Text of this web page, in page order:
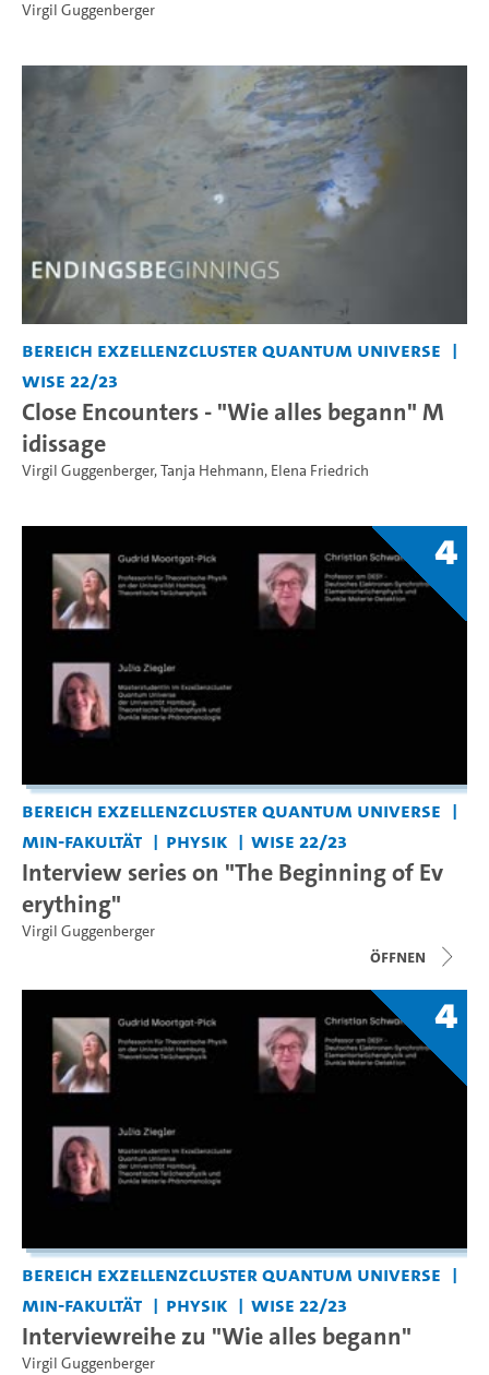
Virgil Guggenberger
Bereich Exzellenzcluster Quantum Universe
WiSe 22/23
Close Encounters - "Wie alles begann" M
idissage
Virgil Guggenberger,Tanja Hehmann, Elena Friedrich
4
Bereich Exzellenzcluster Quantum Universe
MIN-Fakultät
Physik WiSe 22/23
Interview series on "The Beginning of Ev
erything"
Virgil Guggenberger
Öffnen
4
Bereich Exzellenzcluster Quantum Universe
MIN-Fakultät
Physik WiSe 22/23
Interviewreihe zu "Wie alles begann"
Virgil Guggenberger